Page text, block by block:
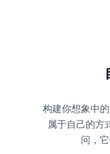
构建你想象中
属于自己的方
问，